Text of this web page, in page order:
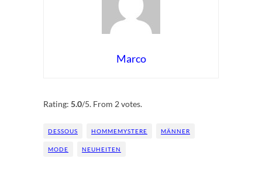
Marco
Rating: 5.0/5. From 2 votes.
DESSOUS HOMMEMYSTERE MÄNNER
MODE NEUHEITEN